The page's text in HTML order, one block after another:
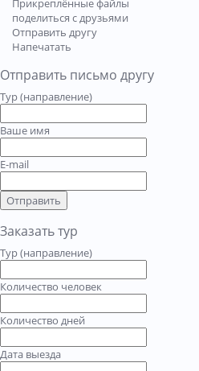
Прикреплённые файлы
поделиться с друзьями
Отправить другу
Напечатать
Отправить письмо другу
Тур (направление)
Ваше имя
E-mail
Отправить
Заказать тур
Тур (направление)
Количество человек
Количество дней
Дата выезда